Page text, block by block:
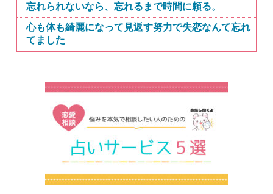
忘れられないなら、忘れるまで時間に頼る。
心も体も綺麗になって見返す努力で失恋なんて忘れ
てました